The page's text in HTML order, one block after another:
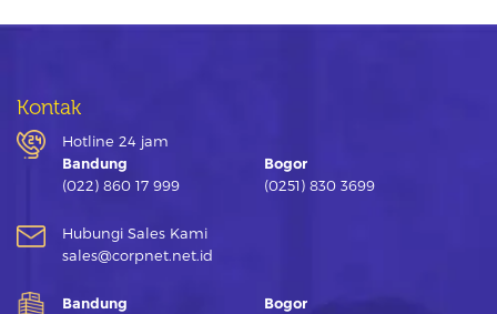
Kontak
Hotline 24 jam
Bandung
(022) 860 17 999
Bogor
(0251) 830 3699
Hubungi Sales Kami
sales@corpnet.net.id
Bandung
Bogor